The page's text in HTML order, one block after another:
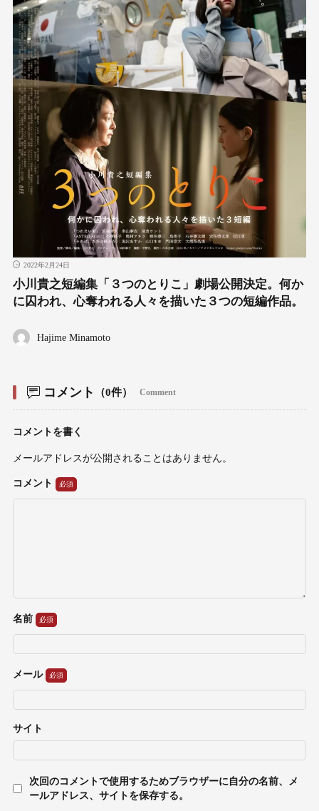
2022年2月24日
小川貴之短編集「３つのとりこ」劇場公開決定。何か
に囚われ、心奪われる人々を描いた３つの短編作品。
Hajime Minamoto
コメント （0件） Comment
コメントを書く
メールアドレスが公開されることはありません。
コメント
名前
メール
サイト
次回のコメントで使用するためブラウザーに自分の名前、メ
ールアドレス、サイトを保存する。